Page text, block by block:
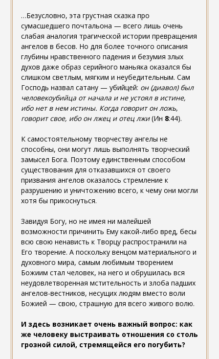
…Безусловно, эта грустная сказка про
сумасшедшего почтальона — всего лишь очень
слабая аналогия трагической истории превращения
ангелов в бесов. Но для более точного описания
глубины нравственного падения и безумия злых
духов даже образ серийного маньяка оказался бы
слишком светлым, мягким и неубедительным. Сам
Господь назвал сатану — убийцей: он (диавол) был
человекоубийца от начала и не устоял в истине,
ибо нет в нем истины. Когда говорит он ложь,
говорит свое, ибо он лжец и отец лжи(Ин 8:44).
К самостоятельному творчеству ангелы не
способны, они могут лишь выполнять творческий
замысел Бога. Поэтому единственным способом
существования для отказавшихся от своего
призвания ангелов оказалось стремление к
разрушению и уничтожению всего, к чему они могли
хотя бы прикоснуться.
Завидуя Богу, но не имея ни малейшей
возможности причинить Ему какой-либо вред, бесы
всю свою ненависть к Творцу распространили на
Его творение. А поскольку венцом материального и
духовного мира, самым любимым творением
Божиим стал человек, на него и обрушилась вся
неудовлетворенная мстительность и злоба падших
ангелов-вестников, несущих людям вместо воли
Божией — свою, страшную для всего живого волю.
И здесь возникает очень важный вопрос: как
же человеку выстраивать отношения со столь
грозной силой, стремящейся его погубить?